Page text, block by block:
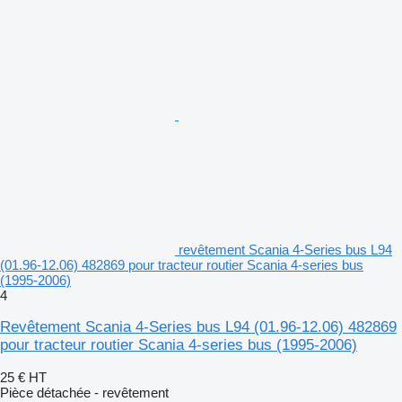
revêtement Scania 4-Series bus L94
(01.96-12.06) 482869 pour tracteur routier Scania 4-series bus
(1995-2006)
4
Revêtement Scania 4-Series bus L94 (01.96-12.06) 482869
pour tracteur routier Scania 4-series bus (1995-2006)
25 € HT
Pièce détachée - revêtement